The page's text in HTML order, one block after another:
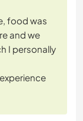
food was
and we
I personally